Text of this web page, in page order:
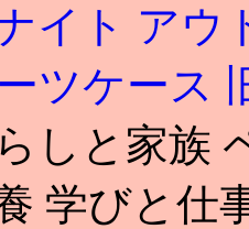
イト アウ
ツケース
しと家族
学びと仕